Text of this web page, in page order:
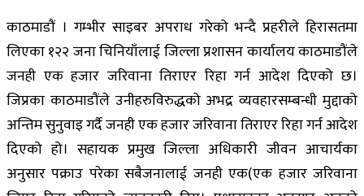
काठमाडौं । गम्भीर साइबर अपराध गरेको भन्दै प्रहरीले हिरासतमा
लिएका १२२ जना चिनियाँलाई जिल्ला प्रशासन कार्यालय काठमाडौंले
जनही एक हजार जरिवाना तिराएर रिहा गर्न आदेश दिएको छ।
जिप्रका काठमाडौंले उनीहरुविरुद्धको अभद्र व्यवहारसम्बन्धी मुद्दाको
अन्तिम सुनुवाइ गर्दै जनही एक हजार जरिवाना तिराएर रिहा गर्न आदेश
दिएको हो। सहायक प्रमुख जिल्ला अधिकारी जीवन आचार्यका
अनुसार पक्राउ परेका सबैजनालाई जनही एक(एक हजार जरिवाना